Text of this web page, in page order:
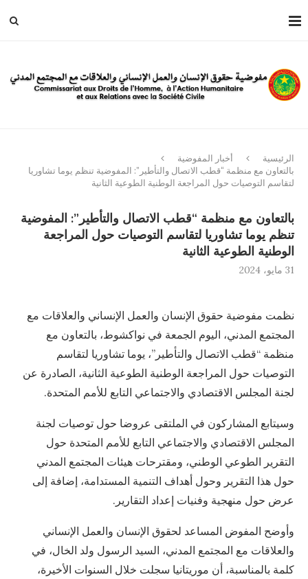
الرئيسية
أخبار المفوضية
بالتعاون مع منظمة “قطب الاتصال والتأطير”: المفوضية تنظم يوما تشاوريا
لتقاسم التوصيات حول المراجعة الوطنية الطوعية الثانية
بالتعاون مع منظمة “قطب الاتصال والتأطير”: المفوضية
تنظم يوما تشاوريا لتقاسم التوصيات حول المراجعة
الوطنية الطوعية الثانية
31 مايو، 2024
نظمت مفوضية حقوق الإنسان والعمل الإنساني والعلاقات مع
المجتمع المدني، اليوم الجمعة في نواكشوط، بالتعاون مع
منظمة “قطب الاتصال والتأطير”، يوما تشاوريا لتقاسم
التوصيات حول المراجعة الوطنية الطوعية الثانية، الصادرة عن
لجنة المجلس الاقتصادي والاجتماعي التابع للأمم المتحدة.
وسيتابع المشاركون في الملتقى عروضا حول توصيات لجنة
المجلس الاقتصادي والاجتماعي التابع للأمم المتحدة حول
التقرير الطوعي الوطني، ومقترحات هيئات المجتمع المدني
حول هذا التقرير وحول أهداف التنمية المستدامة، إضافة إلى
عرض حول منهجية وفنيات إعداد التقارير.
وأوضح المفوض المساعد لحقوق الإنسان والعمل الإنساني
والعلاقات مع المجتمع المدني، السيد الرسول ولد الخال، في
كلمة بالمناسبة، أن موريتانيا سجلت خلال السنوات الأخيرة،